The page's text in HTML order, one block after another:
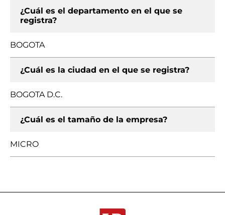
¿Cuál es el departamento en el que se
registra?
BOGOTA
¿Cuál es la ciudad en el que se registra?
BOGOTA D.C.
¿Cuál es el tamaño de la empresa?
MICRO